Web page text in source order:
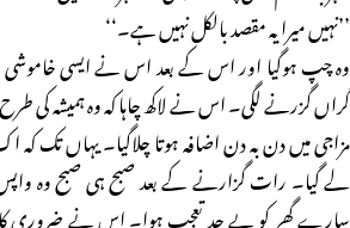
’’نہیں میرا یہ مقصد بالکل نہیں ہے۔‘‘
وہ چپ ہوگیا اور اس کے بعد اس نے ایسی خاموشی
گراں گزرنے لگی۔ اس نے لاکھ چاہا کہ وہ ہمیشہ کی
مزاجی میں دن بہ دن اضافہ ہوتا چلاگیا۔ یہاں تک
لے گیا۔ رات گزارنے کے بعد صبح ہی صبح وہ
سارے گھر کو بے حد تعجب ہوا۔ اس نے ضروری کام